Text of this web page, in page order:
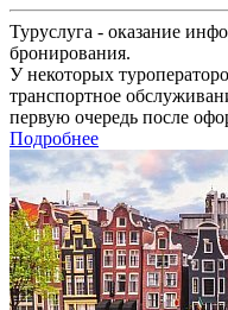
Туруслуга - оказание
бронирования.
У некоторых
транспортное
первую очередь после
Подробнее